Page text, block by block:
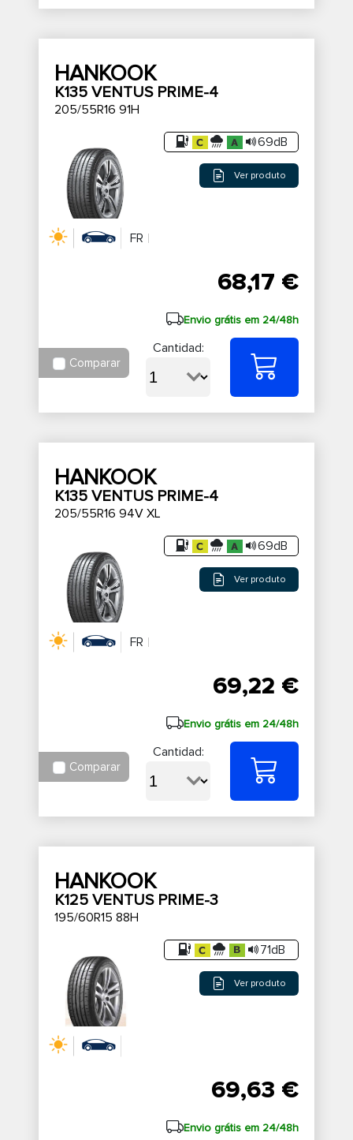
HANKOOK
K135 VENTUS PRIME-4
205/55R16 91H
69dB
Ver produto
FR
68,17 €
Envio grátis em 24/48h
Comparar
Cantidad:
HANKOOK
K135 VENTUS PRIME-4
205/55R16 94V XL
69dB
Ver produto
FR
69,22 €
Envio grátis em 24/48h
Comparar
Cantidad:
HANKOOK
K125 VENTUS PRIME-3
195/60R15 88H
71dB
Ver produto
69,63 €
Envio grátis em 24/48h